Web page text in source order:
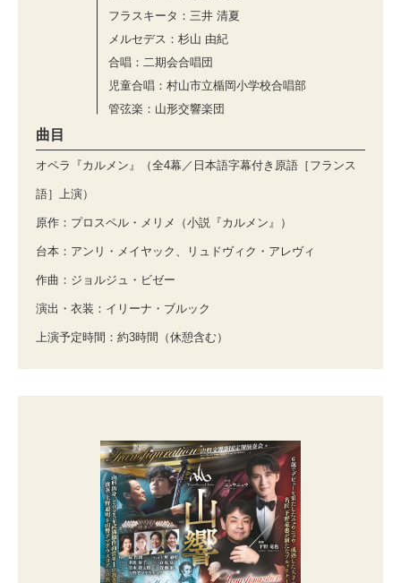
フラスキータ：三井 清夏
メルセデス：杉⼭ 由紀
合唱：二期会合唱団
児童合唱：村⼭市⽴楯岡⼩学校合唱部
管弦楽：山形交響楽団
曲目
オペラ『カルメン』（全4幕／日本語字幕付き原語［フランス
語］上演）
原作：プロスペル・メリメ（小説『カルメン』）
台本：アンリ・メイヤック、リュドヴィク・アレヴィ
作曲：ジョルジュ・ビゼー
演出・衣装：イリーナ・ブルック
上演予定時間：約3時間（休憩含む）